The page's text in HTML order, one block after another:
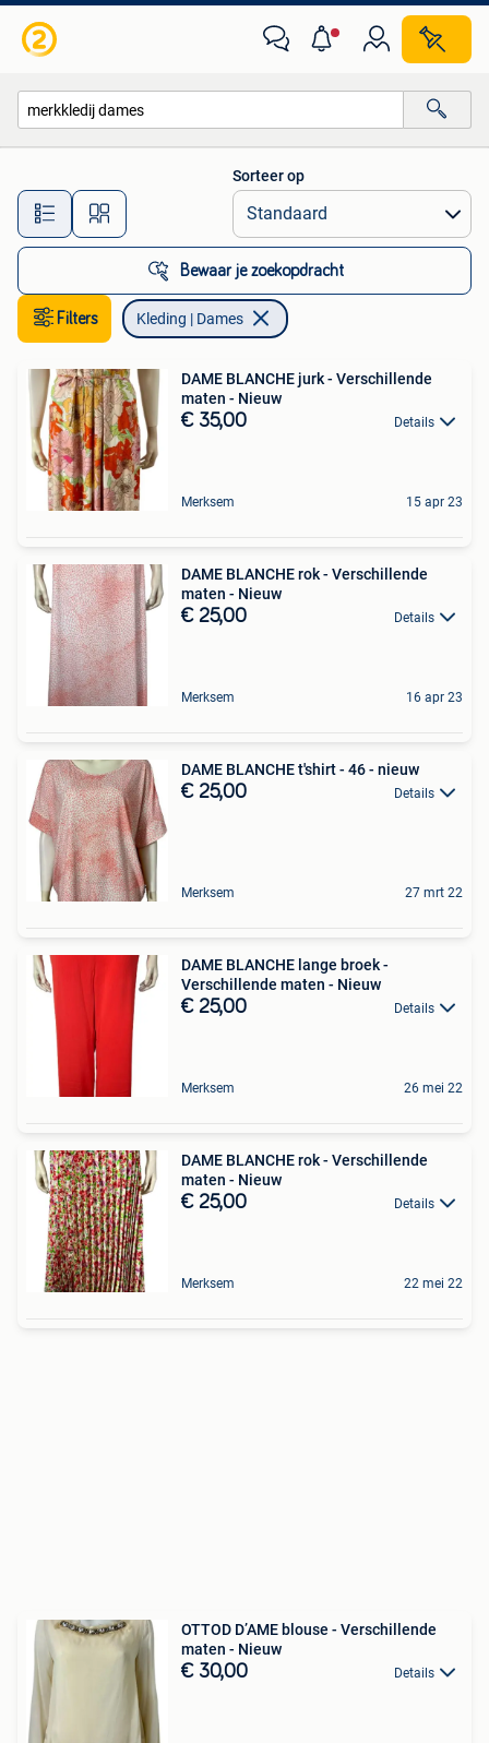
Alle afstanden…
Sorteer op
Bewaar je zoekopdracht
Filters Kleding | Dames
DAME BLANCHE jurk - Verschillende
maten - Nieuw
€ 35,00 Details
Merksem 15 apr 23
DAME BLANCHE rok - Verschillende
maten - Nieuw
€ 25,00 Details
Merksem 16 apr 23
DAME BLANCHE t'shirt - 46 - nieuw
€ 25,00 Details
Merksem 27 mrt 22
DAME BLANCHE lange broek -
Verschillende maten - Nieuw
€ 25,00 Details
Merksem 26 mei 22
DAME BLANCHE rok - Verschillende
maten - Nieuw
€ 25,00 Details
Merksem 22 mei 22
OTTOD D’AME blouse - Verschillende
maten - Nieuw
€ 30,00 Details